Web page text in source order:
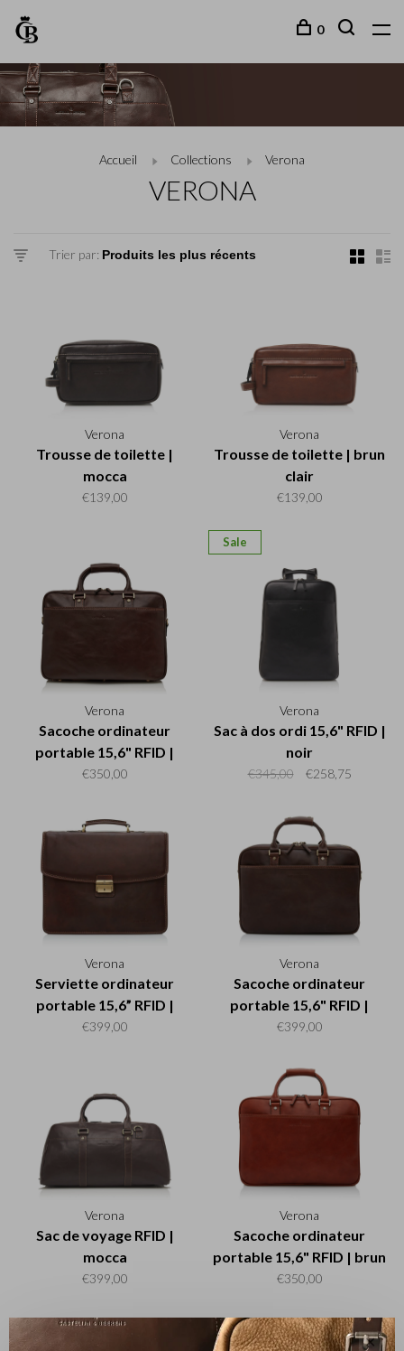
0
Accueil Collections Verona
VERONA
Trier par:
Verona
Trousse de toilette |
mocca
€139,00
Verona
Trousse de toilette | brun
clair
€139,00
Verona
Sacoche ordinateur
portable 15,6" RFID |
mocca
€350,00
Sale
Verona
Sac à dos ordi 15,6" RFID |
noir
€345,00 €258,75
Verona
Serviette ordinateur
portable 15,6” RFID |
mocca
€399,00
Verona
Sacoche ordinateur
portable 15,6" RFID |
mocca
€399,00
Verona
Sac de voyage RFID |
mocca
€399,00
Verona
Sacoche ordinateur
portable 15,6" RFID | brun
clair
€350,00
✕